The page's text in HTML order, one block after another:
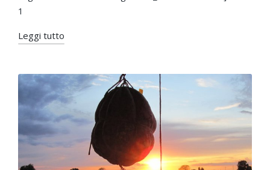
1
Leggi tutto